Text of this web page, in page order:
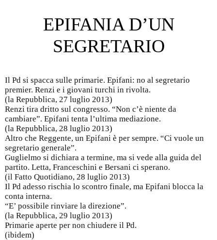
EPIFANIA D’UN
SEGRETARIO
Il Pd si spacca sulle primarie. Epifani: no al segretario
premier. Renzi e i giovani turchi in rivolta.
(la Repubblica, 27 luglio 2013)
Renzi tira dritto sul congresso. “Non c’è niente da
cambiare”. Epifani tenta l’ultima mediazione.
(la Repubblica, 28 luglio 2013)
Altro che Reggente, un Epifani è per sempre. “Ci vuole un
segretario generale”.
Guglielmo si dichiara a termine, ma si vede alla guida del
partito. Letta, Franceschini e Bersani ci sperano.
(il Fatto Quotidiano, 28 luglio 2013)
Il Pd adesso rischia lo scontro finale, ma Epifani blocca la
conta interna.
“E’ possibile rinviare la direzione”.
(la Repubblica, 29 luglio 2013)
Primarie aperte per non chiudere il Pd.
(ibidem)